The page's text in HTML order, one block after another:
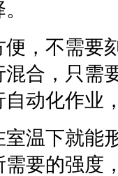
，不需要
合，只需
动化作业
温下就能
要的强度